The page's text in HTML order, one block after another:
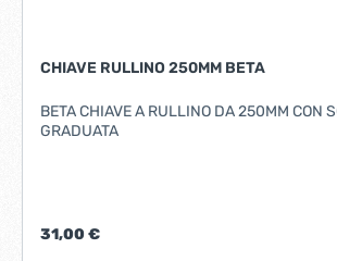
CHIAVE RULLINO 250MM BETA
BETA CHIAVE A RULLINO DA 250MM CON
GRADUATA
31,00 €